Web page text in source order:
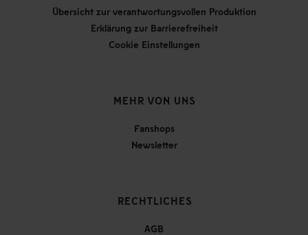
Übersicht zur verantwortungsvollen Produktion
Erklärung zur Barrierefreiheit
Cookie Einstellungen
MEHR VON UNS
Fanshops
Newsletter
RECHTLICHES
AGB